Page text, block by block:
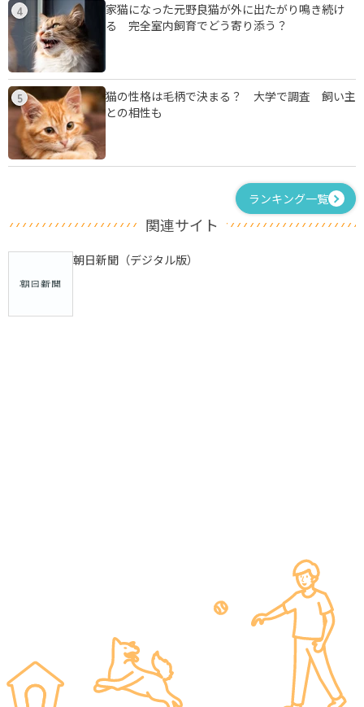
4
家猫になった元野良猫が外に出たがり鳴き続け
る 完全室内飼育でどう寄り添う？
5
猫の性格は毛柄で決まる？ 大学で調査 飼い主
との相性も
ランキング一覧
関連サイト
朝日新聞（デジタル版）